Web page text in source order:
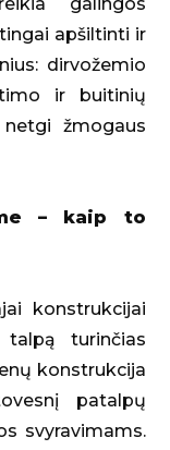
apšiltinti ir
dirvožemio
ir buitinių
žmogaus
– kaip to
konstrukcijai
turinčias
konstrukcija
patalpų
svyravimams.